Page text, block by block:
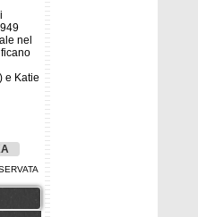
nel
e Katie